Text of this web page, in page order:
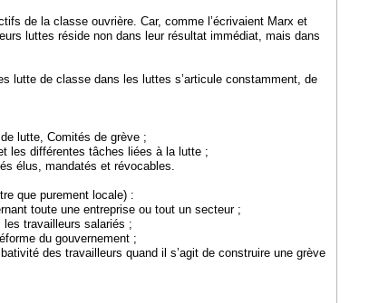
de la classe ouvrière. Car, comme l’écrivaient Marx et
luttes réside non dans leur résultat immédiat, mais dans
lutte de classe dans les luttes s’articule constamment, de
lutte, Comités de grève ;
les différentes tâches liées à la lutte ;
élus, mandatés et révocables.
que purement locale) :
toute une entreprise ou tout un secteur ;
les travailleurs salariés ;
du gouvernement ;
des travailleurs quand il s’agit de construire une grève